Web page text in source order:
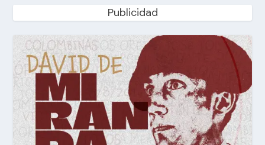
Publicidad